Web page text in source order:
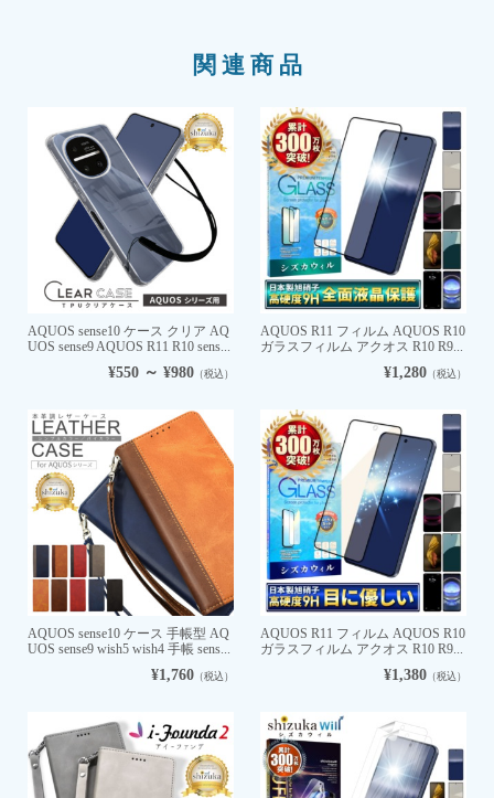
関連商品
AQUOS sense10 ケース クリア AQ
UOS sense9 AQUOS R11 R10 sens...
¥550 ～ ¥980（税込）
AQUOS R11 フィルム AQUOS R10
ガラスフィルム アクオス R10 R9...
¥1,280 （税込）
AQUOS sense10 ケース 手帳型 AQ
UOS sense9 wish5 wish4 手帳 sens...
¥1,760（税込）
AQUOS R11 フィルム AQUOS R10
ガラスフィルム アクオス R10 R9...
¥1,380 （税込）